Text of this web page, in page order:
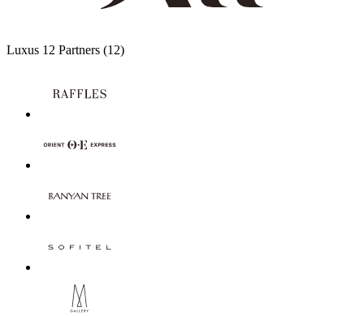
Luxus 12 Partners (12)